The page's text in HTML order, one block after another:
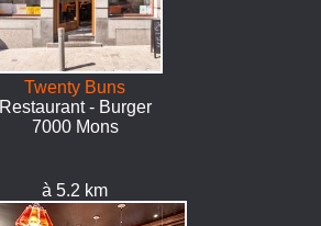
Twenty Buns
Restaurant - Burger
7000 Mons
à 5.2 km